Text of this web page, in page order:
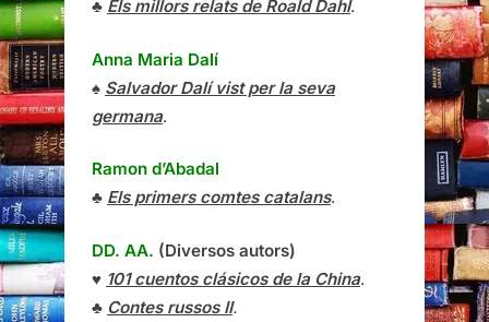
♣ Els millors relats de Roald Dahl.
Anna Maria Dalí
♠ Salvador Dalí vist per la seva
germana.
Ramon d’Abadal
♣ Els primers comtes catalans.
DD. AA. (Diversos autors)
♥ 101 cuentos clásicos de la China.
♣ Contes russos II.